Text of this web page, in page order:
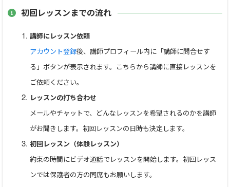
【対象学年】
高校生～社会人
【指導可能科目】
化学基礎 化学
【レッスン内容】
①数学の基本授業
～悩み～
・学校の授業がよく分からなかった
初回レッスンまでの流れ
講師にレッスン依頼
アカウント登録後、講師プロフィール内に「講師に問合せす
る」ボタンが表示されます。こちらから講師に直接レッスンを
ご依頼ください。
レッスンの打ち合わせ
メールやチャットで、どんなレッスンを希望されるのかを講師
がお聞きします。初回レッスンの日時も決定します。
初回レッスン（体験レッスン）
約束の時間にビデオ通話でレッスンを開始します。初回レッス
ンでは保護者の方の同席もお願いします。